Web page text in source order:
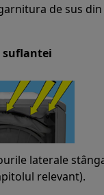
de sus
suflantei
laterale
relevant).